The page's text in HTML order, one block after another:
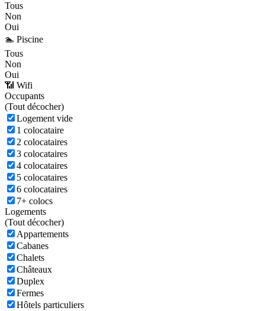
Tous
Non
Oui
🏊 Piscine
Tous
Non
Oui
📶 Wifi
Occupants
(Tout décocher)
Logement vide
1 colocataire
2 colocataires
3 colocataires
4 colocataires
5 colocataires
6 colocataires
7+ colocs
Logements
(Tout décocher)
Appartements
Cabanes
Chalets
Châteaux
Duplex
Fermes
Hôtels particuliers